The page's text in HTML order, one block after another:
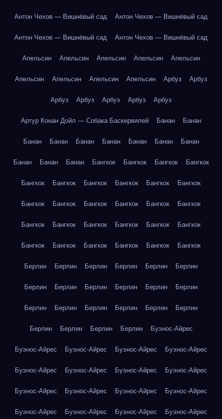
Антон Чехов — Вишнёвый сад Антон Чехов — Вишнёвый сад
Антон Чехов — Вишнёвый сад Антон Чехов — Вишнёвый сад
Апельсин Апельсин Апельсин Апельсин Апельсин
Апельсин Апельсин Апельсин Апельсин Арбуз Арбуз
Арбуз Арбуз Арбуз Арбуз Арбуз
Артур Конан Дойл — Собака Баскервилей Банан Банан
Банан Банан Банан Банан Банан Банан Банан
Банан Банан Банан Бангкок Бангкок Бангкок Бангкок
Бангкок Бангкок Бангкок Бангкок Бангкок Бангкок
Бангкок Бангкок Бангкок Бангкок Бангкок Бангкок
Бангкок Бангкок Бангкок Бангкок Бангкок Бангкок
Бангкок Бангкок Бангкок Бангкок Бангкок Бангкок
Берлин Берлин Берлин Берлин Берлин Берлин
Берлин Берлин Берлин Берлин Берлин Берлин
Берлин Берлин Берлин Берлин Берлин Берлин
Берлин Берлин Берлин Берлин Буэнос-Айрес
Буэнос-Айрес Буэнос-Айрес Буэнос-Айрес Буэнос-Айрес
Буэнос-Айрес Буэнос-Айрес Буэнос-Айрес Буэнос-Айрес
Буэнос-Айрес Буэнос-Айрес Буэнос-Айрес Буэнос-Айрес
Буэнос-Айрес Буэнос-Айрес Буэнос-Айрес Буэнос-Айрес